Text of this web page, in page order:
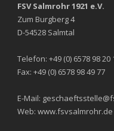
FSV Salmrohr 1921 e.V.
Zum Burgberg 4
D-54528 Salmtal
Telefon: +49 (0) 6578 98 20
Fax: +49 (0) 6578 98 49 77
E-Mail:
Web: www.fsvsalmrohr.de